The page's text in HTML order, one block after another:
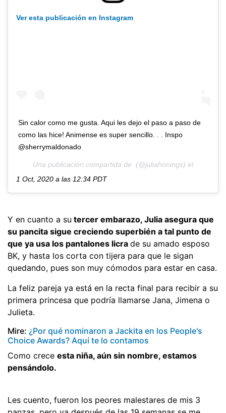
Ver esta publicación en Instagram
Sin calor como me gusta. Aqui les dejo el paso a paso de
como las hice! Animense es super sencillo. . . Inspo
@sherrymaldonado
Una publicación compartida de (@juliahonings) el
1 Oct, 2020 a las 12:34 PDT
Y en cuanto a su tercer embarazo, Julia asegura que
su pancita sigue creciendo superbién a tal punto de
que ya usa los pantalones licra de su amado esposo
BK, y hasta los corta con tijera para que le sigan
quedando, pues son muy cómodos para estar en casa.
La feliz pareja ya está en la recta final para recibir a su
primera princesa que podría llamarse Jana, Jimena o
Julieta.
Mire: ¿Por qué nominaron a Jackita en los People's
Choice Awards? Aquí te lo contamos
Como crece esta niña, aún sin nombre, estamos
pensándolo.
Les cuento, fueron los peores malestares de mis 3